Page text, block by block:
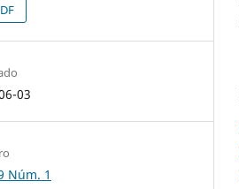
03
Núm. 1